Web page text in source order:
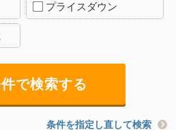
プライスダウン
条件を指定し直して検索